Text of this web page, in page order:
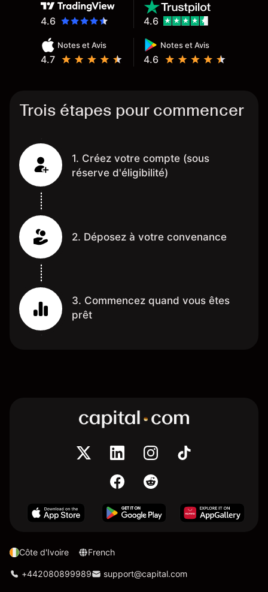
4.6
Notes et Avis
4.7
Notes et Avis
4.6
4.6
Trois étapes pour commencer
1. Créez votre compte (sous
réserve d'éligibilité)
2. Déposez à votre convenance
3. Commencez quand vous êtes
prêt
Côte d'Ivoire French
+442080899989 support@capital.com